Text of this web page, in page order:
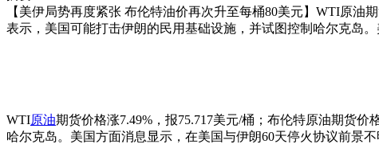
【美伊局势再度紧张 布伦特油价再次升至每桶80美元】WTI原油
表示，美国可能打击伊朗的民用基础设施，并试图控制哈尔克岛
WTI原油期货价格涨7.49%，报75.717美元/桶；布伦特原油期货
哈尔克岛。美国方面消息显示，在美国与伊朗60天停火协议前景